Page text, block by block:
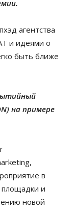
агентства
и идеями о
быть ближе
на примере
в
площадки и
новой